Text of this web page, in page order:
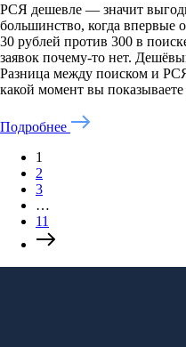
РСЯ дешевле — значит
большинство, когда впервые
30 рублей против 300 в
заявок почему-то нет.
Разница между поиском и
какой момент вы
Подробнее
1
2
3
…
11
Консультация позволит чётко
приоритеты и сэкономить от 20
счёт правильной
стратегии